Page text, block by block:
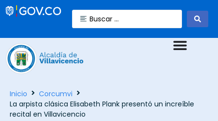
Inicio
Corcumvi
La arpista clásica Elisabeth Plank presentó un increíble
recital en Villavicencio